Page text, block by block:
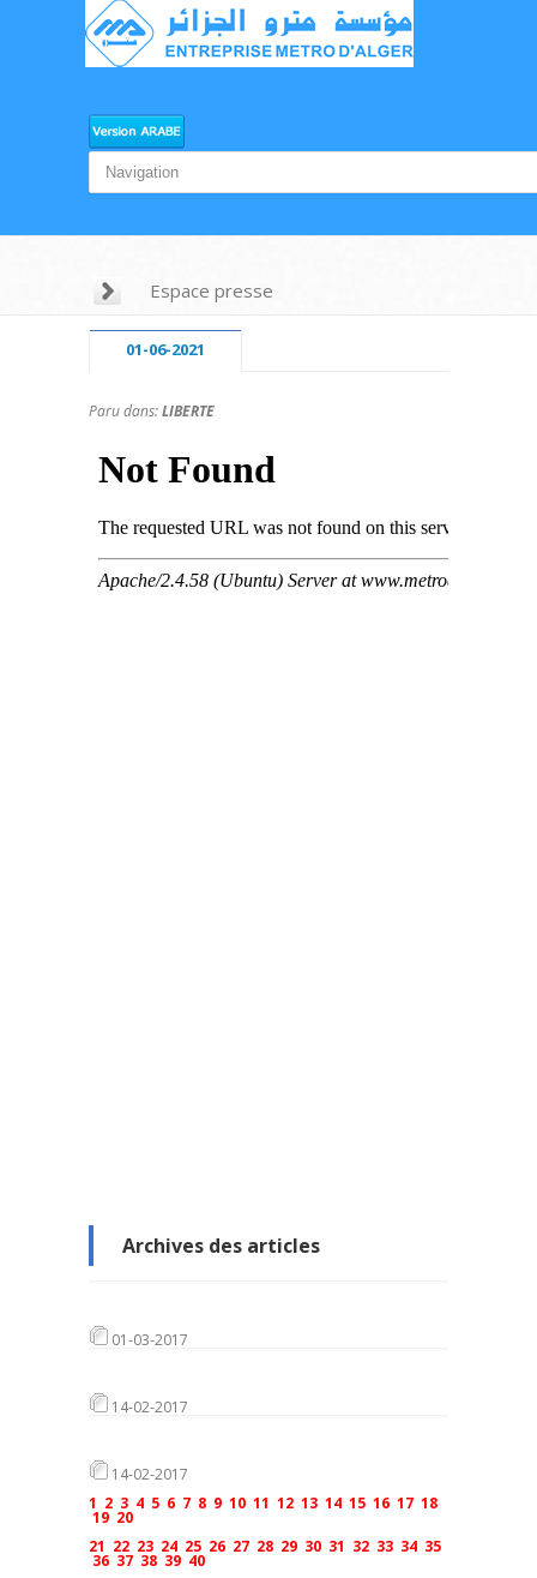
Espace presse
01-06-2021
Paru dans:LIBERTE
Archives des articles
01-03-2017
14-02-2017
14-02-2017
1 2 3 4 5 6 7 8 9 10 11 12 13 14 15 16 17 18
19 20
21 22 23 24 25 26 27 28 29 30 31 32 33 34 35
36 37 38 39 40